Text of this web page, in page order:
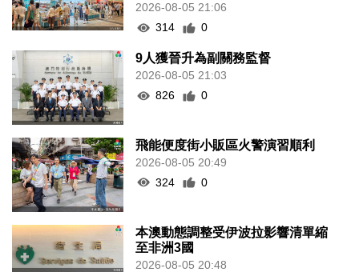
2026-08-05 21:06
314
0
9人獲晉升為副關務監督
2026-08-05 21:03
826
0
飛能便度街小販區火警演習順利
2026-08-05 20:49
324
0
本澳動態調整受伊波拉影響清單縮
至非洲3國
2026-08-05 20:48